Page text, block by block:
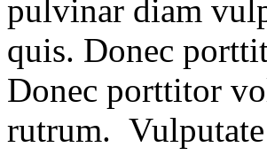
pulvinar diam
quis. Donec
Donec porttitor
rutrum.